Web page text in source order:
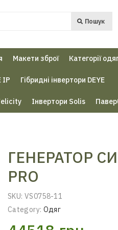
Пошук
Макети зброї Категорії
IP Гібридні інвертори DEYE
Інвертори Solis
ГЕНЕРАТОР
PRO
SKU: VS0758-11
Category: Одяг